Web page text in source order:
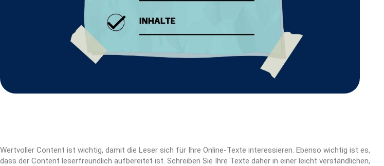
Wertvoller Content ist wichtig, damit die Leser sich für Ihre Online-Texte interessieren. Ebenso wichtig ist es,
dass der Content leserfreundlich aufbereitet ist. Schreiben Sie Ihre Texte daher in einer leicht verständlichen,